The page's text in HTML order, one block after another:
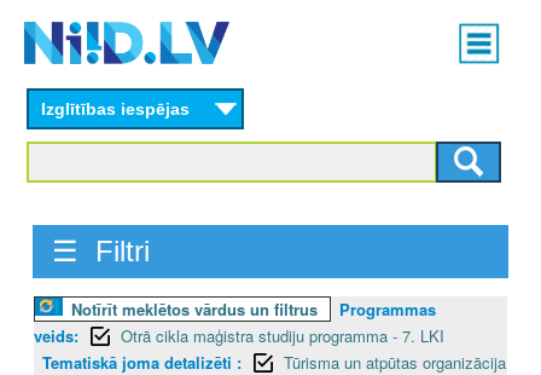
content
Main
menu
Izglītības iespējas
☰ Filtri
Notīrīt meklētos vārdus un filtrus
Programmas
veids:
Otrā cikla maģistra studiju programma - 7. LKI
Tematiskā joma detalizēti :
Tūrisma un atpūtas organizācija